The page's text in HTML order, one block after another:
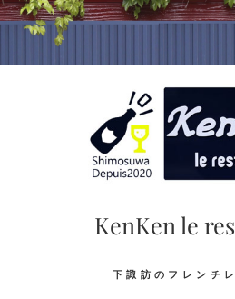
Skip
KenKen le
下諏訪のフレンチ